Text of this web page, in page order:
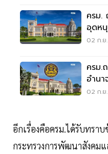
ครม.
อุดห
02 ก.ย
ครม.
อำน
02 ก.
อีกเรื่องคือครม.ได้รับทรา
กระทรวงการพัฒนาสังคม